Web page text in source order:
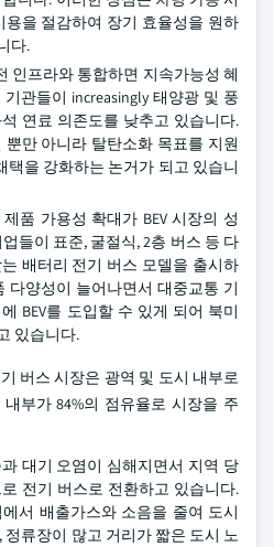
을 절감하여 장기 효율성을 원하
다.
인프라와 통합하면 지속가능성 혜
관들이 increasingly 태양광 및 풍
연료 의존도를 낮추고 있습니다.
만 아니라 탈탄소화 목표를 지원
택을 강화하는 논거가 되고 있습니
품 가용성 확대가 BEV 시장의 성
들이 표준, 굴절식, 2층 버스 등 다
배터리 전기 버스 모델을 출시하
다양성이 늘어나면서 대중교통 기
BEV를 도입할 수 있게 되어 북미
있습니다.
버스 시장은 광역 및 도시 내부로
부가 84%의 점유율로 시장을 주
대기 오염이 심해지면서 지역 당
전기 버스로 전환하고 있습니다.
서 배출가스와 소음을 줄여 도시
류장이 많고 거리가 짧은 도시 노